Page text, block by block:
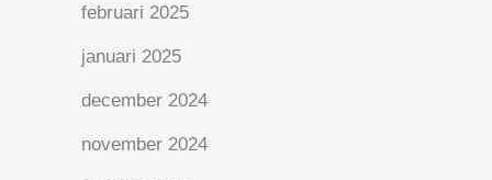
februari 2025
januari 2025
december 2024
november 2024